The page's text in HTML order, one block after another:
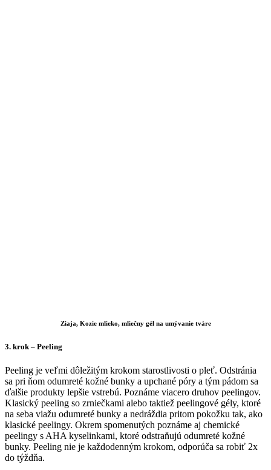
Ziaja, Kozie mlieko, mliečny gél na umývanie tváre
3. krok – Peeling
Peeling je veľmi dôležitým krokom starostlivosti o pleť. Odstránia
sa pri ňom odumreté kožné bunky a upchané póry a tým pádom sa
ďalšie produkty lepšie vstrebú. Poznáme viacero druhov peelingov.
Klasický peeling so zrniečkami alebo taktiež peelingové gély, ktoré
na seba viažu odumreté bunky a nedráždia pritom pokožku tak, ako
klasické peelingy. Okrem spomenutých poznáme aj chemické
peelingy s AHA kyselinkami, ktoré odstraňujú odumreté kožné
bunky. Peeling nie je každodenným krokom, odporúča sa robiť 2x
do týždňa.